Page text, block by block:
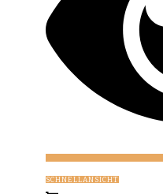
SCHNELLANSICHT